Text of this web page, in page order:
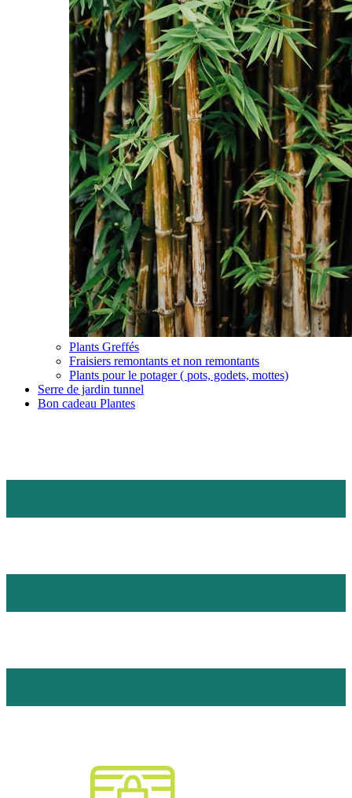
Plants Greffés
Fraisiers remontants et non remontants
Plants pour le potager ( pots, godets, mottes)
Serre de jardin tunnel
Bon cadeau Plantes